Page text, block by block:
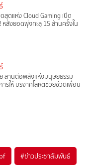
สุดแห่ง Cloud Gaming เปิด
หลังยอดพุ่งทะลุ 15 ล้านครั้งใน
สานต่อพลังแห่งมนุษยธรรม
รให้ บริจาคโลหิตช่วยชีวิตเพื่อน
#ข่าวประชาสัมพันธ์